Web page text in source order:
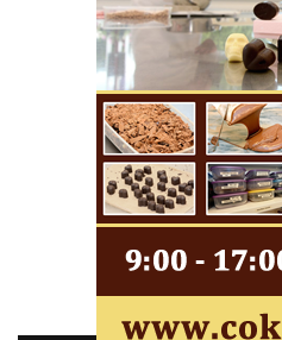
kapli Panny Marie v Lahošti
Pomník obětem 2. světové
Mikulášovicích
Pomník obětem
ulici U Plovárny ve Frýdlantu
Pamětní deska Rumburské
Základní škole Tyršova v
Socha Nepokořený v parku
Pamětní deska obětem